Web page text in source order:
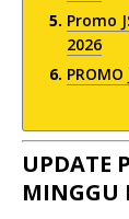
Promo
2026
UPDATE
MINGGU